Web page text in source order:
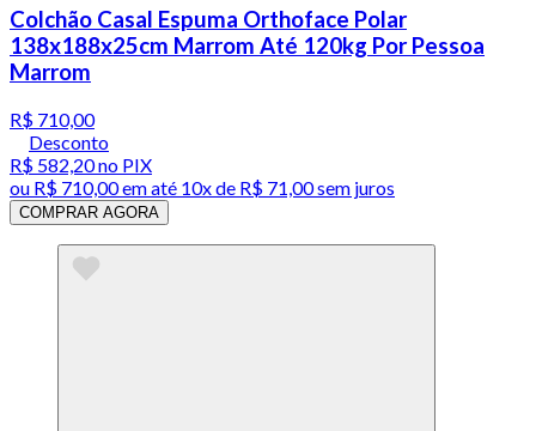
Colchão Casal Espuma Orthoface Polar
138x188x25cm Marrom Até 120kg Por Pessoa
Marrom
R$ 710,00
Desconto
R$ 582,20no PIX
ou R$ 710,00em até 10x de R$ 71,00 sem juros
COMPRAR AGORA